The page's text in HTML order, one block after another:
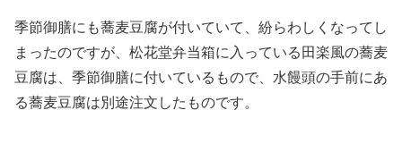
季節御膳にも蕎麦豆腐が付いていて、紛らわしくなってし
まったのですが、松花堂弁当箱に入っている田楽風の蕎麦
豆腐は、季節御膳に付いているもので、水饅頭の手前にあ
る蕎麦豆腐は別途注文したものです。